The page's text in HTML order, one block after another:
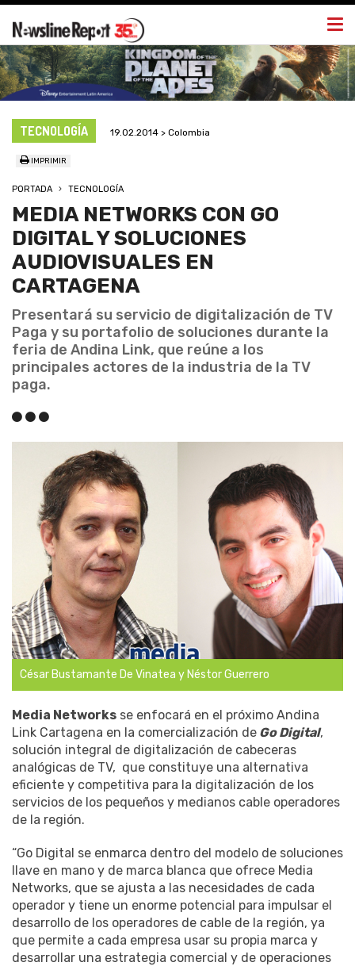
TECNOLOGÍA 19.02.2014 > Colombia
IMPRIMIR
PORTADA TECNOLOGÍA
MEDIA NETWORKS CON GO
DIGITAL Y SOLUCIONES
AUDIOVISUALES EN
CARTAGENA
Presentará su servicio de digitalización de TV
Paga y su portafolio de soluciones durante la
feria de Andina Link, que reúne a los
principales actores de la industria de la TV
paga.
César Bustamante De Vinatea y Néstor Guerrero
Media Networks se enfocará en el próximo Andina
Link Cartagena en la comercialización de Go Digital,
solución integral de digitalización de cabeceras
analógicas de TV, que constituye una alternativa
eficiente y competitiva para la digitalización de los
servicios de los pequeños y medianos cable operadores
de la región.
“Go Digital se enmarca dentro del modelo de soluciones
llave en mano y de marca blanca que ofrece Media
Networks, que se ajusta a las necesidades de cada
operador y tiene un enorme potencial para impulsar el
desarrollo de los operadores de cable de la región, ya
que permite a cada empresa usar su propia marca y
desarrollar una estrategia comercial y de operaciones